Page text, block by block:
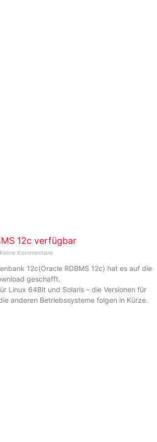
12c verfügbar
Kommentare
12c(Oracle RDBMS 12c) hat es auf die
geschafft.
Linux 64Bit und Solaris – die Versionen für
anderen Betriebssysteme folgen in Kürze.